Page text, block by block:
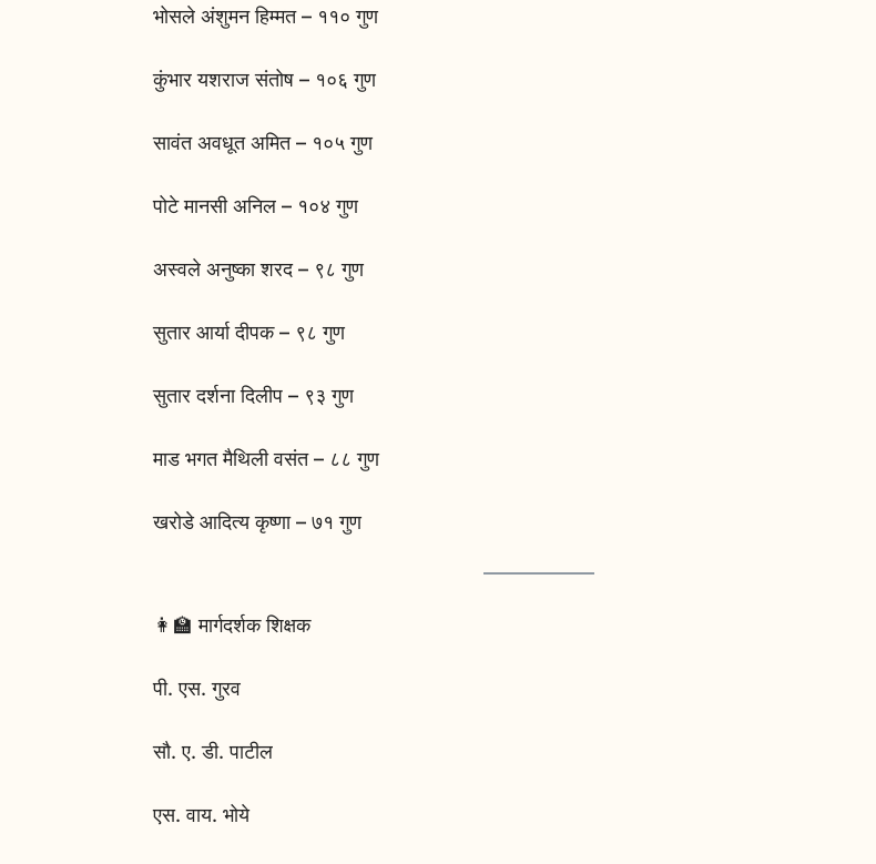
भोसले अंशुमन हिम्मत – ११० गुण
कुंभार यशराज संतोष – १०६ गुण
सावंत अवधूत अमित – १०५ गुण
पोटे मानसी अनिल – १०४ गुण
अस्वले अनुष्का शरद – ९८ गुण
सुतार आर्या दीपक – ९८ गुण
सुतार दर्शना दिलीप – ९३ गुण
माड भगत मैथिली वसंत – ८८ गुण
खरोडे आदित्य कृष्णा – ७१ गुण
👩‍🏫 मार्गदर्शक शिक्षक
पी. एस. गुरव
सौ. ए. डी. पाटील
एस. वाय. भोये